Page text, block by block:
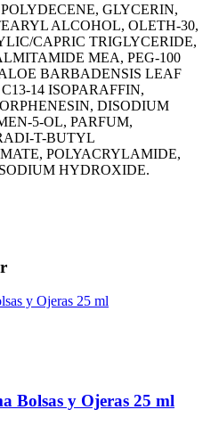
GLYCERIN,
ALCOHOL, OLETH-30,
CAPRIC TRIGLYCERIDE,
MEA, PEG-100
BARBADENSIS LEAF
14 ISOPARAFFIN,
DISODIUM
5-OL, PARFUM,
T-BUTYL
POLYACRYLAMIDE,
HYDROXIDE.
Bolsas y Ojeras 25 ml